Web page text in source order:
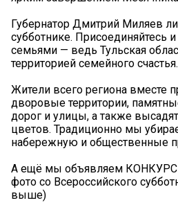
Губернатор Дмитрий Миляев
субботнике. Присоединяйтесь
семьями — ведь Тульская
территорией семейного счастья.
Жители всего региона вместе
дворовые территории,
дорог и улицы, а также
цветов. Традиционно мы
набережную и общественные
А ещё мы объявляем КОНКУРС
фото со Всероссийского
выше)